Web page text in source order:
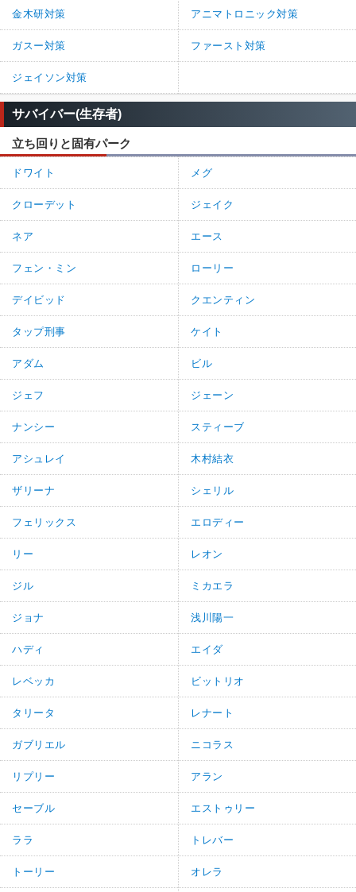
金木研対策 アニマトロニック対策
ガスー対策 ファースト対策
ジェイソン対策
サバイバー(生存者)
立ち回りと固有パーク
ドワイト メグ
クローデット ジェイク
ネア エース
フェン・ミン ローリー
デイビッド クエンティン
タップ刑事 ケイト
アダム ビル
ジェフ ジェーン
ナンシー スティーブ
アシュレイ 木村結衣
ザリーナ シェリル
フェリックス エロディー
リー レオン
ジル ミカエラ
ジョナ 浅川陽一
ハディ エイダ
レベッカ ビットリオ
タリータ レナート
ガブリエル ニコラス
リプリー アラン
セーブル エストゥリー
ララ トレバー
トーリー オレラ